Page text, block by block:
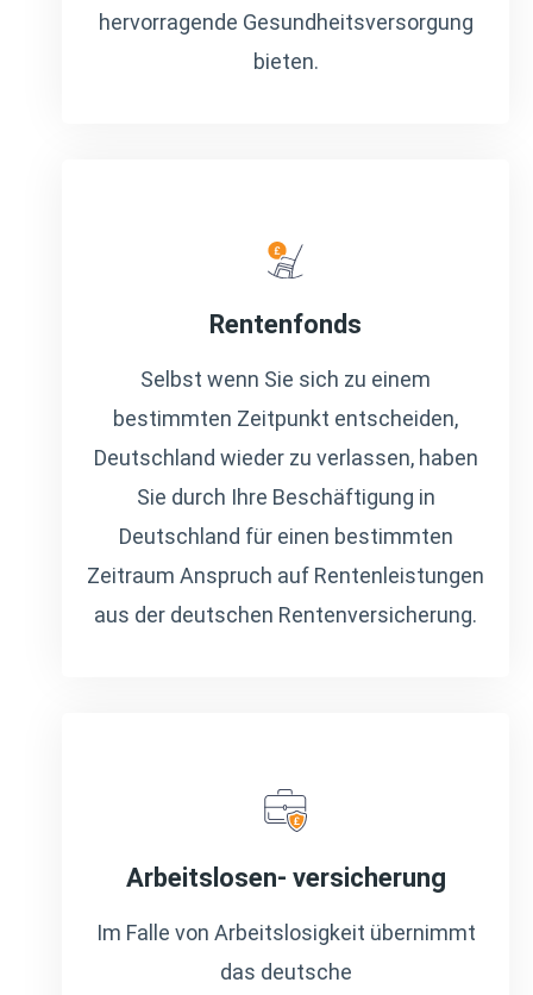
hervorragende Gesundheitsversorgung
bieten.
Rentenfonds
Selbst wenn Sie sich zu einem
bestimmten Zeitpunkt entscheiden,
Deutschland wieder zu verlassen, haben
Sie durch Ihre Beschäftigung in
Deutschland für einen bestimmten
Zeitraum Anspruch auf Rentenleistungen
aus der deutschen Rentenversicherung.
Arbeitslosen- versicherung
Im Falle von Arbeitslosigkeit übernimmt
das deutsche